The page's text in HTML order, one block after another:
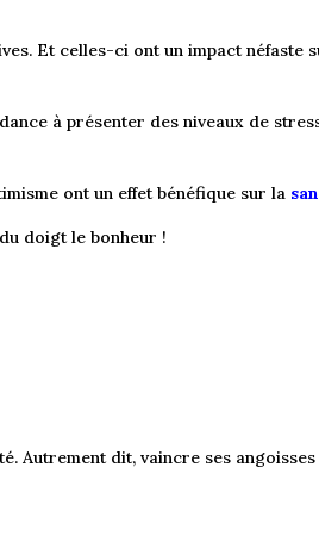
Et celles-ci ont un impact néfaste
à présenter des niveaux de
ont un effet bénéfique sur la
doigt le bonheur !
Autrement dit, vaincre ses angoisses